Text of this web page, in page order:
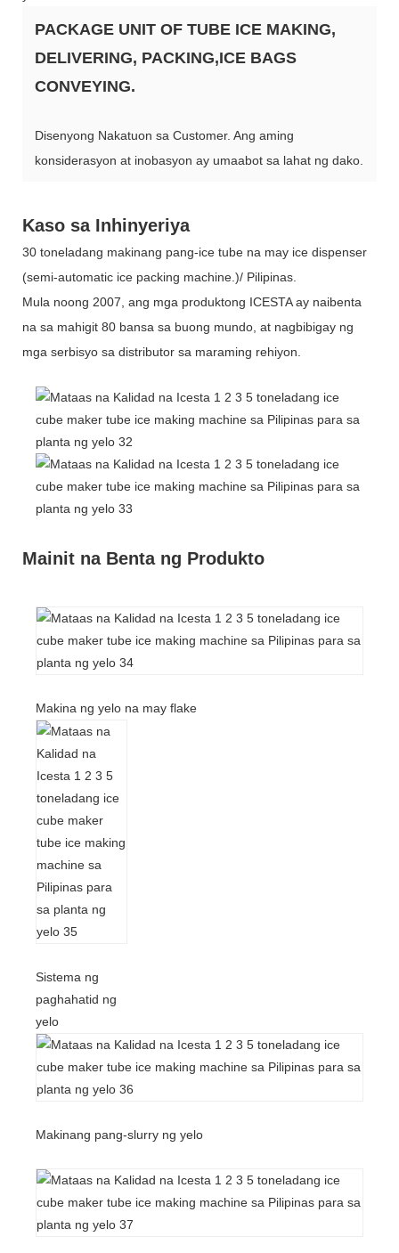
PACKAGE UNIT OF TUBE ICE MAKING,
DELIVERING, PACKING,ICE BAGS
CONVEYING.
Disenyong Nakatuon sa Customer. Ang aming
konsiderasyon at inobasyon ay umaabot sa lahat ng dako.
Kaso sa Inhinyeriya
30 toneladang makinang pang-ice tube na may ice dispenser
(semi-automatic ice packing machine.)/ Pilipinas.
Mula noong 2007, ang mga produktong ICESTA ay naibenta
na sa mahigit 80 bansa sa buong mundo, at nagbibigay ng
mga serbisyo sa distributor sa maraming rehiyon.
Mainit na Benta ng Produkto
Makina ng yelo na may flake
Sistema ng
paghahatid ng
yelo
Makinang pang-slurry ng yelo